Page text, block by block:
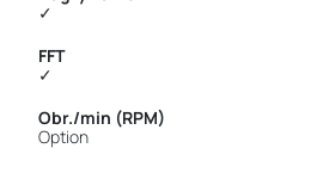
✓
FFT
✓
Obr./min (RPM)
Option